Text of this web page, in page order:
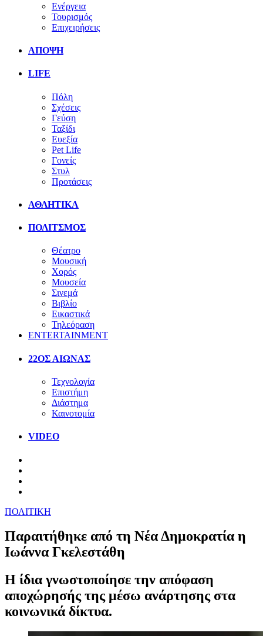
Ενέργεια
Τουρισμός
Επιχειρήσεις
ΑΠΟΨΗ
LIFE
Πόλη
Σχέσεις
Γεύση
Ταξίδι
Ευεξία
Pet Life
Γονείς
Στυλ
Προτάσεις
ΑΘΛΗΤΙΚΑ
ΠΟΛΙΤΣΜΟΣ
Θέατρο
Μουσική
Χορός
Μουσεία
Σινεμά
Βιβλίο
Εικαστικά
Τηλεόραση
ENTERTAINMENT
22ΟΣ ΑΙΩΝΑΣ
Τεχνολογία
Επιστήμη
Διάστημα
Καινοτομία
VIDEO
ΠΟΛΙΤΙΚΗ
Παραιτήθηκε από τη Νέα Δημοκρατία η
Ιωάννα Γκελεστάθη
Η ίδια γνωστοποίησε την απόφαση
αποχώρησής της μέσω ανάρτησης στα
κοινωνικά δίκτυα.